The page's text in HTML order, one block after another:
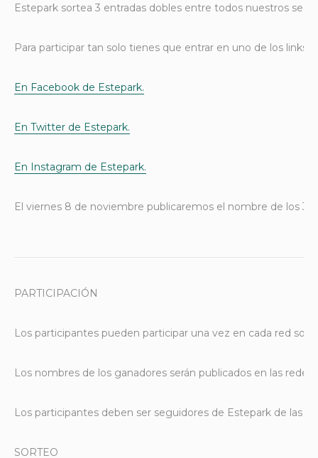
Estepark sortea 3 entradas dobles entre todos nuestros
Para participar tan solo tienes que entrar en uno de los
En Facebook de Estepark.
En Twitter de Estepark.
En Instagram de Estepark.
El viernes 8 de noviembre publicaremos el nombre de los 3
PARTICIPACIÓN
Los participantes pueden participar una vez en cada red
Los nombres de los ganadores serán publicados en las
Los participantes deben ser seguidores de Estepark de las
SORTEO